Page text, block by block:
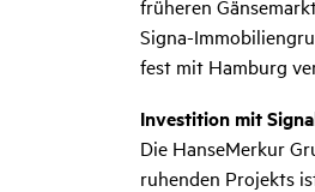
früheren
Signa-
fest mit Hamburg
Investition mit
Die HanseMerkur
ruhenden Projekts